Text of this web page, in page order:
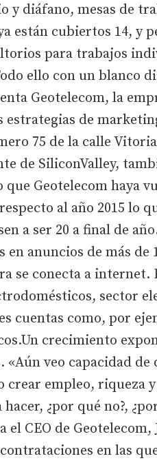
y diáfano, mesas de
están cubiertos 14, y
para trabajos
ello con un blanco
Geotelecom, la
estrategias de
75 de la calle
de SiliconValley,
que Geotelecom haya
al año 2015 lo
a ser 20 a final de
en anuncios de más de
se conecta a internet.
sector
cuentas como, por
crecimiento
«Aún veo capacidad
crear empleo, riqueza
¿por qué no?,
el CEO de
en las